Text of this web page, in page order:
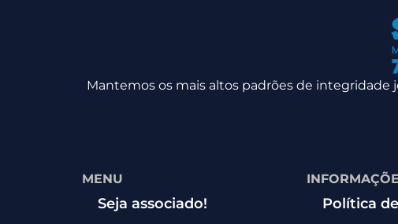
Mantemos os mais altos padrões de integridade
MENU
Seja associado! Política